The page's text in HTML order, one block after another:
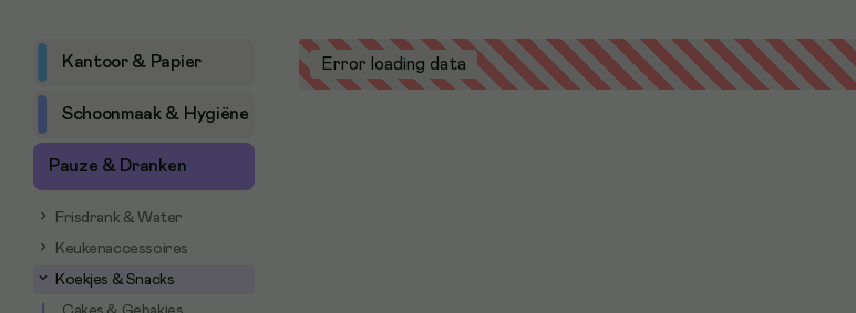
Kantoor & Papier
Schoonmaak & Hygiëne
Pauze & Dranken
Frisdrank & Water
Keukenaccessoires
Koekjes & Snacks
Error loading data